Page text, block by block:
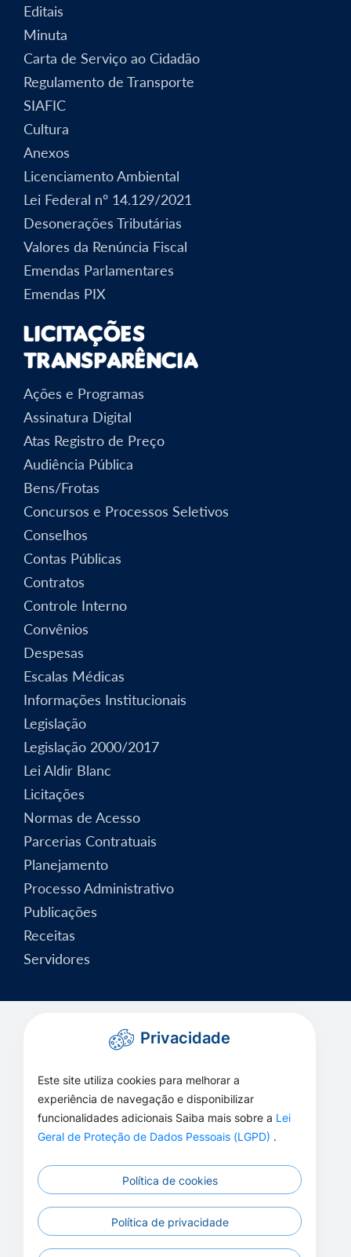
Editais
Minuta
Carta de Serviço ao Cidadão
Regulamento de Transporte
SIAFIC
Cultura
Anexos
Licenciamento Ambiental
Lei Federal nº 14.129/2021
Desonerações Tributárias
Valores da Renúncia Fiscal
Emendas Parlamentares
Emendas PIX
Licitações
Transparência
Ações e Programas
Assinatura Digital
Atas Registro de Preço
Audiência Pública
Bens/Frotas
Concursos e Processos Seletivos
Conselhos
Contas Públicas
Contratos
Controle Interno
Convênios
Despesas
Escalas Médicas
Informações Institucionais
Legislação
Legislação 2000/2017
Lei Aldir Blanc
Licitações
Normas de Acesso
Parcerias Contratuais
Planejamento
Processo Administrativo
Publicações
Receitas
Servidores
Privacidade
Este site utiliza cookies para melhorar a
experiência de navegação e disponibilizar
funcionalidades adicionais Saiba mais sobre a Lei
Geral de Proteção de Dados Pessoais (LGPD) .
Política de cookies
Política de privacidade